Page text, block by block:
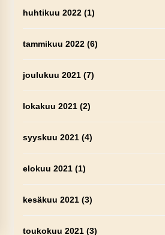
huhtikuu 2022(1)
tammikuu 2022(6)
joulukuu 2021(7)
lokakuu 2021(2)
syyskuu 2021(4)
elokuu 2021(1)
kesäkuu 2021(3)
toukokuu 2021(3)